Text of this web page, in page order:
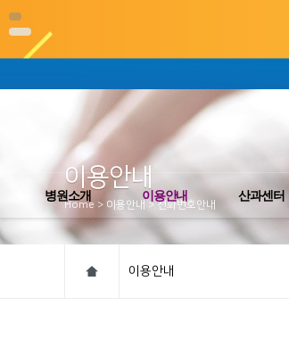
병원소개 이용안내 산과센터
이용안내
Home > 이용안내 > 전화번호안내
이용안내